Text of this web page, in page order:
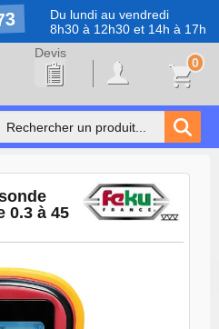
Du lundi au vendredi
8h30 à 12h30 et 14h à 17h
0
0.3 à 45